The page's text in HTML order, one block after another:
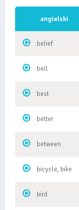
angielski
belief
bell
best
better
between
bicycle, bike
bird